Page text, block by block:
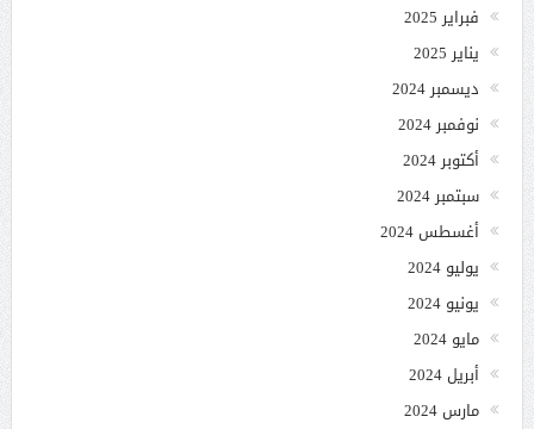
فبراير 2025
يناير 2025
ديسمبر 2024
نوفمبر 2024
أكتوبر 2024
سبتمبر 2024
أغسطس 2024
يوليو 2024
يونيو 2024
مايو 2024
أبريل 2024
مارس 2024